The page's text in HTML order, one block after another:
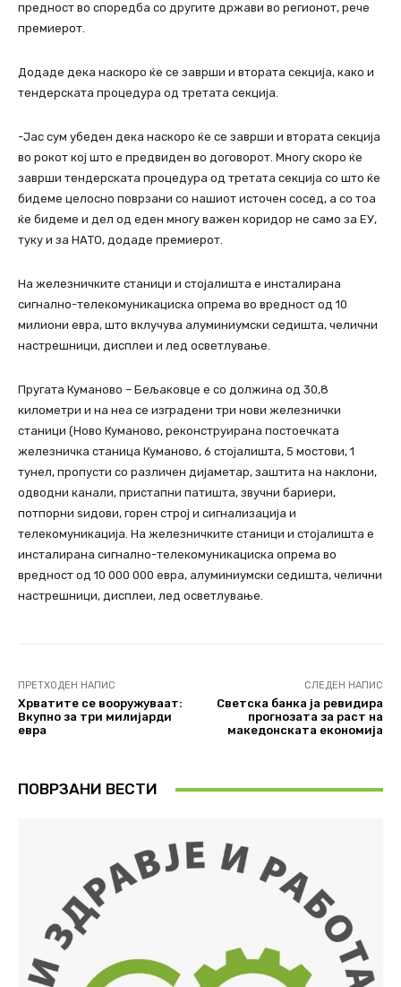
предност во споредба со другите држави во регионот, рече
премиерот.
Додаде дека наскоро ќе се заврши и втората секција, како и
тендерската процедура од третата секција.
-Јас сум убеден дека наскоро ќе се заврши и втората секција
во рокот кој што е предвиден во договорот. Многу скоро ќе
заврши тендерската процедура од третата секција со што ќе
бидеме целосно поврзани со нашиот источен сосед, а со тоа
ќе бидеме и дел од еден многу важен коридор не само за ЕУ,
туку и за НАТО, додаде премиерот.
На железничките станици и стојалишта е инсталирана
сигнално-телекомуникациска опрема во вредност од 10
милиони евра, што вклучува алуминиумски седишта, челични
настрешници, дисплеи и лед осветлување.
Пругата Куманово – Бељаковце е со должина од 30,8
километри и на неа се изградени три нови железнички
станици (Ново Куманово, реконструирана постоечката
железничка станица Куманово, 6 стојалишта, 5 мостови, 1
тунел, пропусти со различен дијаметар, заштита на наклони,
одводни канали, пристапни патишта, звучни бариери,
потпорни ѕидови, горен строј и сигнализација и
телекомуникација. На железничките станици и стојалишта е
инсталирана сигнално-телекомуникациска опрема во
вредност од 10 000 000 евра, алуминиумски седишта, челични
настрешници, дисплеи, лед осветлување.
ПРЕТХОДЕН НАПИС
Хрватите се вооружуваат:
Вкупно за три милијарди
евра
СЛЕДЕН НАПИС
Светска банка ја ревидира
прогнозата за раст на
македонската економија
ПОВРЗАНИ ВЕСТИ